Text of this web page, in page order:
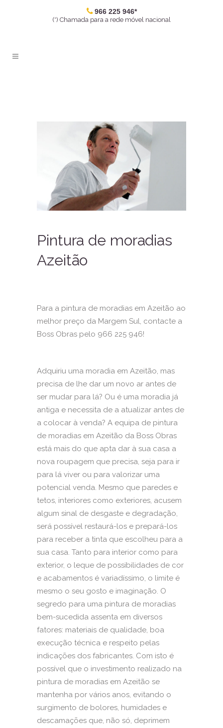
966 225 946*
(*) Chamada para a rede móvel nacional
Pintura de moradias
Azeitão
Para a pintura de moradias em Azeitão ao
melhor preço da Margem Sul, contacte a
Boss Obras pelo 966 225 946!
Adquiriu uma moradia em Azeitão, mas
precisa de lhe dar um novo ar antes de
ser mudar para lá? Ou é uma moradia já
antiga e necessita de a atualizar antes de
a colocar à venda? A equipa de pintura
de moradias em Azeitão da Boss Obras
está mais do que apta dar à sua casa a
nova roupagem que precisa, seja para ir
para lá viver ou para valorizar uma
potencial venda. Mesmo que paredes e
tetos, interiores como exteriores, acusem
algum sinal de desgaste e degradação,
será possível restaurá-los e prepará-los
para receber a tinta que escolheu para a
sua casa. Tanto para interior como para
exterior, o leque de possibilidades de cor
e acabamentos é variadíssimo, o limite é
mesmo o seu gosto e imaginação. O
segredo para uma pintura de moradias
bem-sucedida assenta em diversos
fatores: materiais de qualidade, boa
execução técnica e respeito pelas
indicações dos fabricantes. Com isto é
possível que o investimento realizado na
pintura de moradias em Azeitão se
mantenha por vários anos, evitando o
surgimento de bolores, humidades e
descamações que, não só, deprimem